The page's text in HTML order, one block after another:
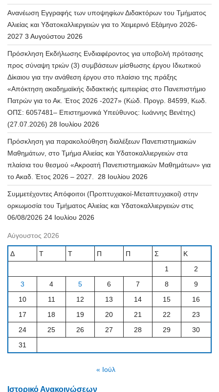
Ανανέωση Εγγραφής των υποψηφίων Διδακτόρων του Τμήματος
Αλιείας και Υδατοκαλλιεργειών για το Χειμερινό Εξάμηνο 2026-
2027 3 Αυγούστου 2026
Πρόσκληση Εκδήλωσης Ενδιαφέροντος για υποβολή πρότασης
προς σύναψη τριών (3) συμβάσεων μίσθωσης έργου Ιδιωτικού
Δίκαιου για την ανάθεση έργου στο πλαίσιο της πράξης
«Απόκτηση ακαδημαϊκής διδακτικής εμπειρίας στο Πανεπιστήμιο
Πατρών για το Ακ. Έτος 2026 -2027» (Κώδ. Προγρ. 84599, Κωδ.
ΟΠΣ: 6057481– Επιστημονικά Υπεύθυνος: Ιωάννης Βενέτης)
(27.07.2026) 28 Ιουλίου 2026
Πρόσκληση για παρακολούθηση διαλέξεων Πανεπιστημιακών
Μαθημάτων, στο Τμήμα Αλιείας και Υδατοκαλλιεργειών στα
πλαίσια του θεσμού «Ακροατή Πανεπιστημιακών Μαθημάτων» για
το Ακαδ. Έτος 2026 – 2027.
28 Ιουλίου 2026
Συμμετέχοντες Απόφοιτοι (Προπτυχιακοί-Μεταπτυχιακοί) στην
ορκωμοσία του Τμήματος Αλιείας και Υδατοκαλλιεργειών στις
06/08/2026 24 Ιουλίου 2026
Αύγουστος 2026
Δ Τ Τ Π Π Σ
Κ
1
2
3
4 5 6 7 8
9
10
11 12 13 14 15
16
17
18 19 20 21 22
23
24
25 26 27 28 29
30
31
« Ιούλ
Ιστορικό Ανακοινώσεων